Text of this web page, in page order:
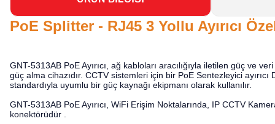
PoE Splitter - RJ45 3 Yollu Ayırıcı
GNT-5313AB PoE Ayırıcı, ağ kabloları aracılığıyla iletilen güç ve
güç alma cihazıdır. CCTV sistemleri için bir PoE Sentezleyici
standardıyla uyumlu bir güç kaynağı ekipmanı olarak kullanılır.
GNT-5313AB PoE Ayırıcı, WiFi Erişim Noktalarında, IP CCTV
konektörüdür .